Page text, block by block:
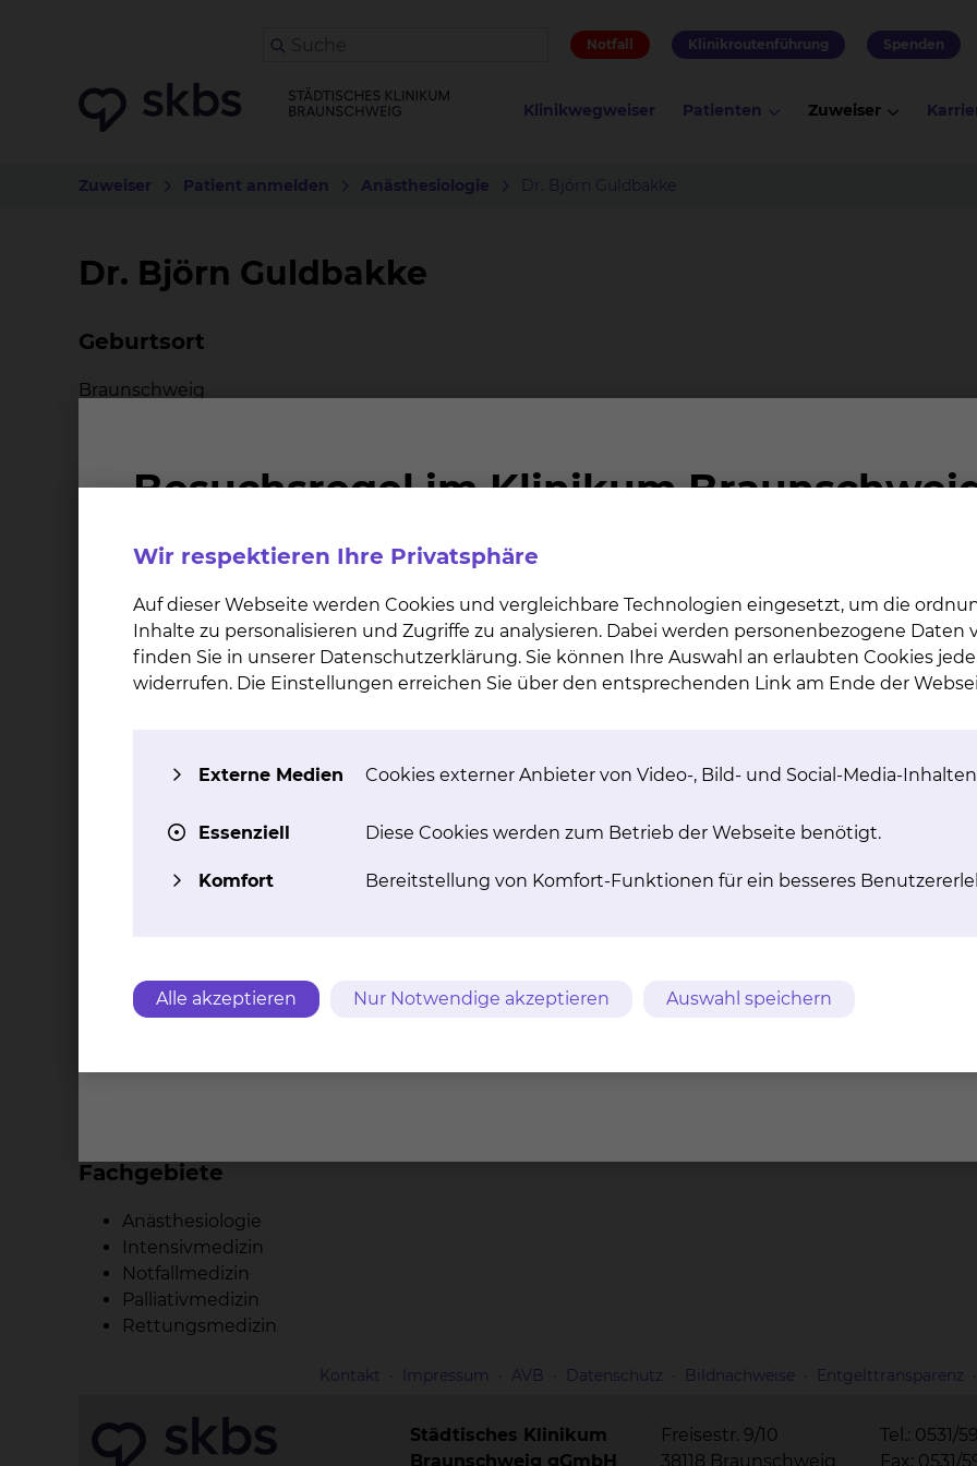
Notfall Klinikroutenführung Spenden
Klinikwegweiser Patienten Zuweiser
Zuweiser Patient anmelden Anästhesiologie Dr. Björn Guldbakke
Dr. Björn Guldbakke
Geburtsort
Braunschweig
Oberarzt Städtisches Klinikum Braunschweig, Klinik für Anästhesiologie
Funktionsoberarzt Städtisches Klinikum Braunschweig, Klinik für Anästhesiologie
Ärztin im Praktikum Städtisches Klinikum Braunschweig, Klinik für Anästhesiologie
Anästhesie
Rettungsmedizin
Leitender Notarzt
Fachgebiete
Anästhesiologie
Intensivmedizin
Notfallmedizin
Palliativmedizin
Rettungsmedizin
Kontakt Impressum AVB Datenschutz Bildnachweise Entgelttransparenz
Städtisches Klinikum
Braunschweig gGmbH
Freisestr. 9/10
38118 Braunschweig
Tel.: 0531/
Fax: 0531/
Wir respektieren Ihre Privatsphäre
Auf dieser Webseite werden Cookies und vergleichbare Technologien eingesetzt, um die
Inhalte zu personalisieren und Zugriffe zu analysieren. Dabei werden personenbezogene Daten
finden Sie in unserer Datenschutzerklärung. Sie können Ihre Auswahl an erlaubten Cookies
widerrufen. Die Einstellungen erreichen Sie über den entsprechenden Link am Ende der
Externe Medien Cookies externer Anbieter von Video-, Bild- und Social-Media-
Essenziell Diese Cookies werden zum Betrieb der Webseite benötigt.
Komfort Bereitstellung von Komfort-Funktionen für ein besseres
Alle akzeptieren Nur Notwendige akzeptieren Auswahl speichern